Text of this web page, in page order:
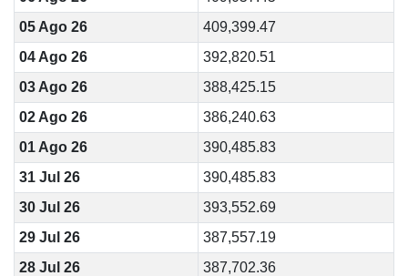
05 Ago 26
409,399.47
04 Ago 26
392,820.51
03 Ago 26
388,425.15
02 Ago 26
386,240.63
01 Ago 26
390,485.83
31 Jul 26
390,485.83
30 Jul 26
393,552.69
29 Jul 26
387,557.19
28 Jul 26
387,702.36